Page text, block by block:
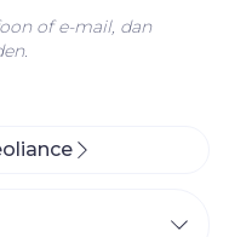
of e-mail, dan